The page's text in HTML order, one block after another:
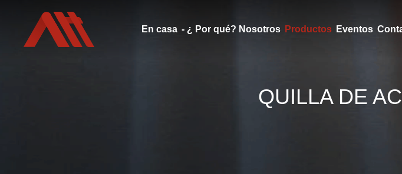
En casa - ¿ Por qué? Nosotros Productos Eventos
QUILLA DE